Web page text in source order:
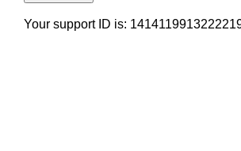
Your support ID is: